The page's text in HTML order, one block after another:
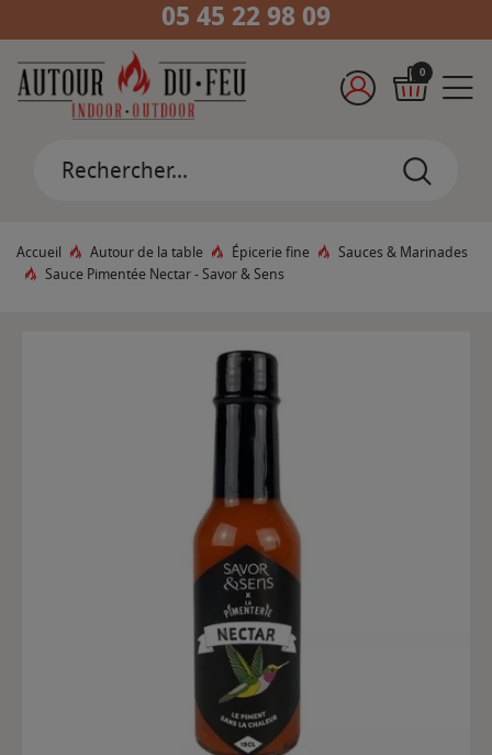
05 45 22 98 09
0
Accueil Autour de la table Épicerie fine
Sauces & Marinades
Sauce Pimentée Nectar - Savor & Sens